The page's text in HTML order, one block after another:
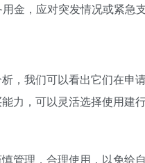
金，应对突发情况或紧急支
，我们可以看出它们在申
力，可以灵活选择使用建
管理，合理使用，以免给